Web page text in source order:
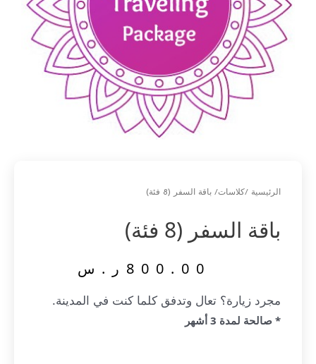
الرئيسية /كلاسات/ باقة السفر (8 فئة)
باقة السفر (8 فئة)
800.00 ر.س
مجرد زيارة؟ تعال وتدفق كلما كنت في المدينة.
* صالحة لمدة 3 أشهر